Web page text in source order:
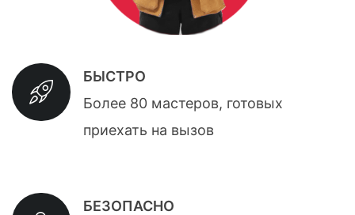
БЫСТРО
Более 80 мастеров, готовых
приехать на вызов
БЕЗОПАСНО